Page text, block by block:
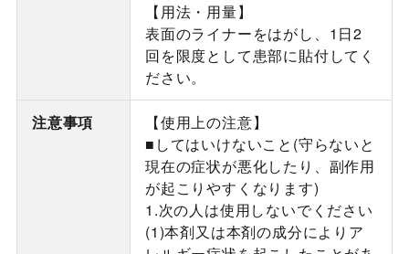
【用法・用量】
表面のライナーをはがし、1日2
回を限度として患部に貼付してく
ださい。
注意事項
【使用上の注意】
■してはいけないこと(守らないと
現在の症状が悪化したり、副作用
が起こりやすくなります)
1.次の人は使用しないでください
(1)本剤又は本剤の成分によりア